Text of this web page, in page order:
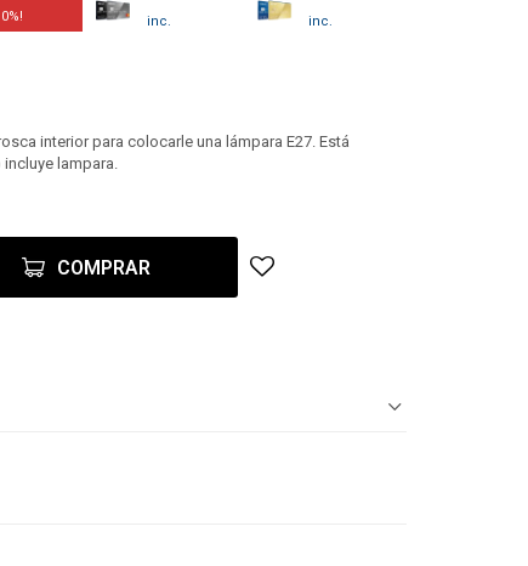
interior para colocarle una lámpara E27. Está
lampara.
COMPRAR